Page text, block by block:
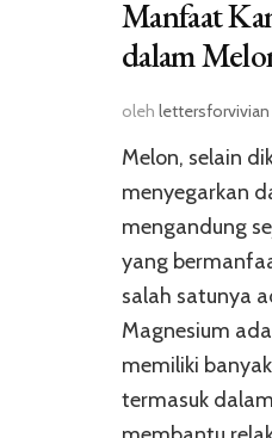
Manfaat
dalam
oleh lettersforvivian
Melon, selain
menyegarkan
mengandung
yang
salah satunya
Magnesium
memiliki
termasuk